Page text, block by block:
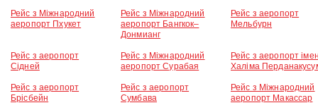
Рейс з Міжнародний
аеропорт Пхукет
Рейс з Міжнародний
аеропорт Бангкок–
Донмианг
Рейс з аеропорт
Мельбурн
Рейс з аеропорт
Сідней
Рейс з Міжнародний
аеропорт Сурабая
Рейс з аеропорт
Халіма
Рейс з аеропорт
Брісбейн
Рейс з аеропорт
Сумбава
Рейс з Міжнародний
аеропорт Макассар